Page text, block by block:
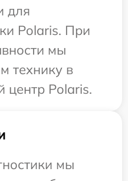
для
Polaris. При
мы
технику в
центр Polaris.
мы